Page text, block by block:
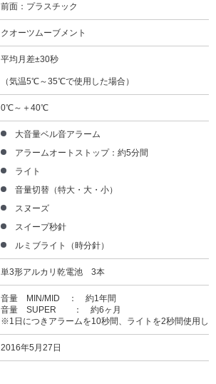
前面：プラスチック
クオーツムーブメント
平均月差±30秒
（気温5℃～35℃で使用した場合）
0℃～＋40℃
大音量ベル音アラーム
アラームオートストップ：約5分間
ライト
音量切替（特大・大・小）
スヌーズ
スイープ秒針
ルミブライト（時分針）
単3形アルカリ乾電池 3本
音量 MIN/MID ： 約1年間
音量 SUPER ： 約6ヶ月
※1日につきアラームを10秒間、ライトを2秒間使用し
2016年5月27日